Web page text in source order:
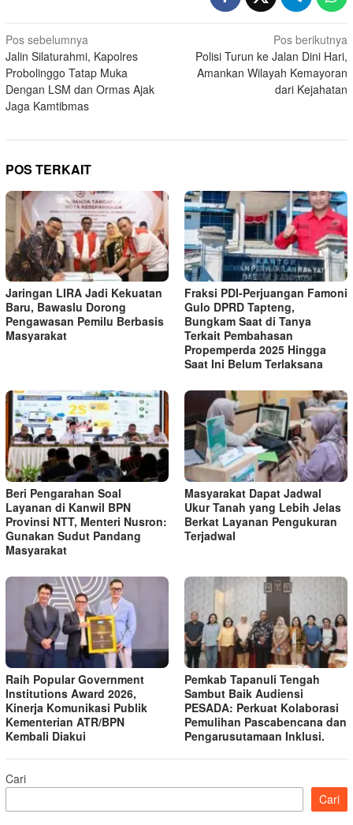
Navigasi
pos
Pos sebelumnya
Jalin Silaturahmi, Kapolres
Probolinggo Tatap Muka
Dengan LSM dan Ormas Ajak
Jaga Kamtibmas
Pos berikutnya
Polisi Turun ke Jalan Dini Hari,
Amankan Wilayah Kemayoran
dari Kejahatan
POS TERKAIT
Jaringan LIRA Jadi Kekuatan
Baru, Bawaslu Dorong
Pengawasan Pemilu Berbasis
Masyarakat
Fraksi PDI-Perjuangan Famoni
Gulo DPRD Tapteng,
Bungkam Saat di Tanya
Terkait Pembahasan
Propemperda 2025 Hingga
Saat Ini Belum Terlaksana
Beri Pengarahan Soal
Layanan di Kanwil BPN
Provinsi NTT, Menteri Nusron:
Gunakan Sudut Pandang
Masyarakat
Masyarakat Dapat Jadwal
Ukur Tanah yang Lebih Jelas
Berkat Layanan Pengukuran
Terjadwal
Raih Popular Government
Institutions Award 2026,
Kinerja Komunikasi Publik
Kementerian ATR/BPN
Kembali Diakui
Pemkab Tapanuli Tengah
Sambut Baik Audiensi
PESADA: Perkuat Kolaborasi
Pemulihan Pascabencana dan
Pengarusutamaan Inklusi.
Cari
Cari